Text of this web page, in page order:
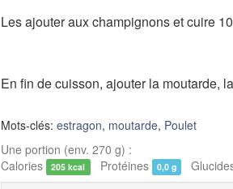
Les ajouter aux champignons et cuire
En fin de cuisson, ajouter la moutarde,
Mots-clés: estragon, moutarde, Poulet
Une portion (env. 270 g) :
Calories
205 kcal Protéines 0,0 g